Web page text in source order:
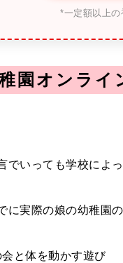
*一定額以上
園オンライ
でいっても学校によ
に実際の娘の幼稚園
と体を動かす遊び